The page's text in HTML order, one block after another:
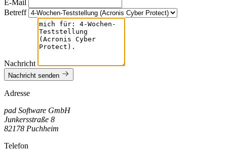
E-Mail
Betreff
Nachricht
Nachricht senden
Adresse
pad Software GmbH
Junkersstraße 8
82178 Puchheim
Telefon